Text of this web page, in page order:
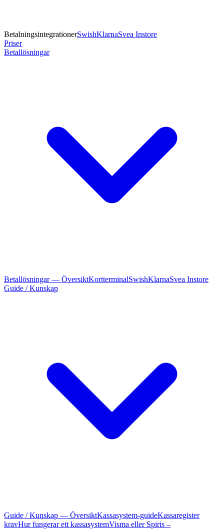
BetalningsintegrationerSwishKlarnaSvea Instore
Priser
Betallösningar
Betallösningar — ÖversiktKortterminalSwishKlarnaSvea Instore
Guide / Kunskap
Guide / Kunskap — ÖversiktKassasystem-guideKassaregister
kravHur fungerar ett kassasystemVisma eller Spiris –